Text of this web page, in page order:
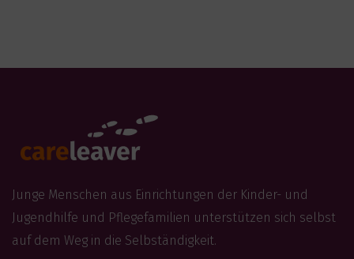
Junge Menschen aus Einrichtungen der Kinder- und
Jugendhilfe und Pflegefamilien unterstützen sich selbst
auf dem Weg in die Selbständigkeit.